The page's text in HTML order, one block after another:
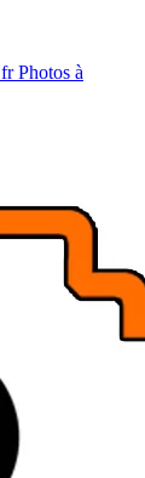
Photos à